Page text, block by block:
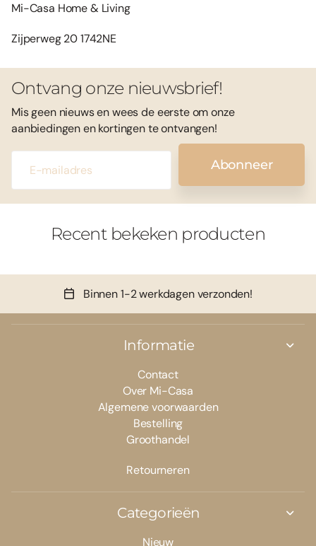
Mi-Casa Home & Living
Zijperweg 20 1742NE
Ontvang onze nieuwsbrief!
Mis geen nieuws en wees de eerste om onze
aanbiedingen en kortingen te ontvangen!
Abonneer
Recent bekeken producten
Binnen 1-2 werkdagen verzonden!
Informatie
Contact
Over Mi-Casa
Algemene voorwaarden
Bestelling
Groothandel
Retourneren
Categorieën
Nieuw